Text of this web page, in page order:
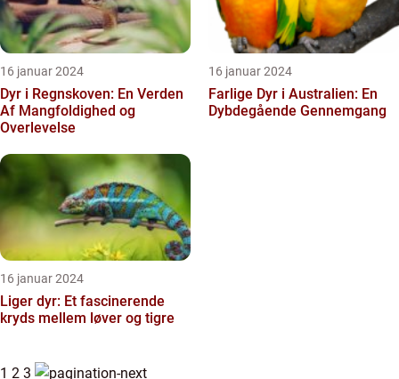
16 januar 2024
Dyr i Regnskoven: En Verden
Af Mangfoldighed og
Overlevelse
16 januar 2024
Farlige Dyr i Australien: En
Dybdegående Gennemgang
16 januar 2024
Liger dyr: Et fascinerende
kryds mellem løver og tigre
1 2 3